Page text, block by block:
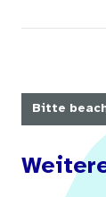
Bitte